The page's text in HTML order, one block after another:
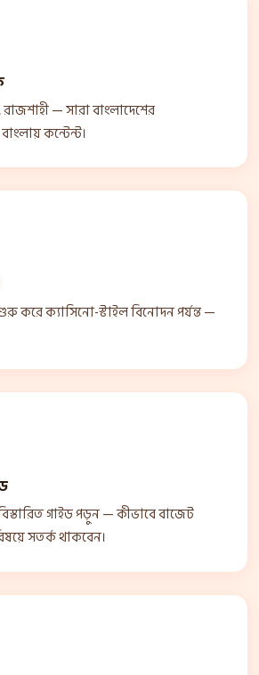
— সারা বাংলাদেশের
কন্টেন্ট।
করে ক্যাসিনো-স্টাইল বিনোদন পর্যন্ত —
গাইড পড়ুন — কীভাবে বাজেট
সতর্ক থাকবেন।